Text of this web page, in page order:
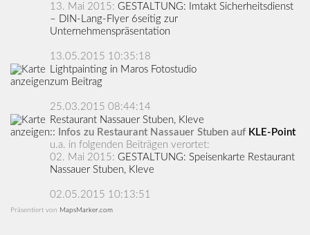
13. Mai 2015: GESTALTUNG: Imtakt Sicherheitsdienst
– DIN-Lang-Flyer 6seitig zur
Unternehmenspräsentation
13.05.2015 10:35:18
Lightpainting in Maros Fotostudio
zum Beitrag
25.03.2015 08:44:14
Restaurant Nassauer Stuben, Kleve
:: Infos zu Restaurant Nassauer Stuben auf KLE-Point
u.a. in folgenden Beiträgen verortet:
02. Mai 2015: GESTALTUNG: Speisenkarte Restaurant
Nassauer Stuben, Kleve
02.05.2015 10:13:51
Präsentiert von MapsMarker.com